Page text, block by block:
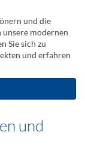
und die
modernen
Sie sich zu
und erfahren
und